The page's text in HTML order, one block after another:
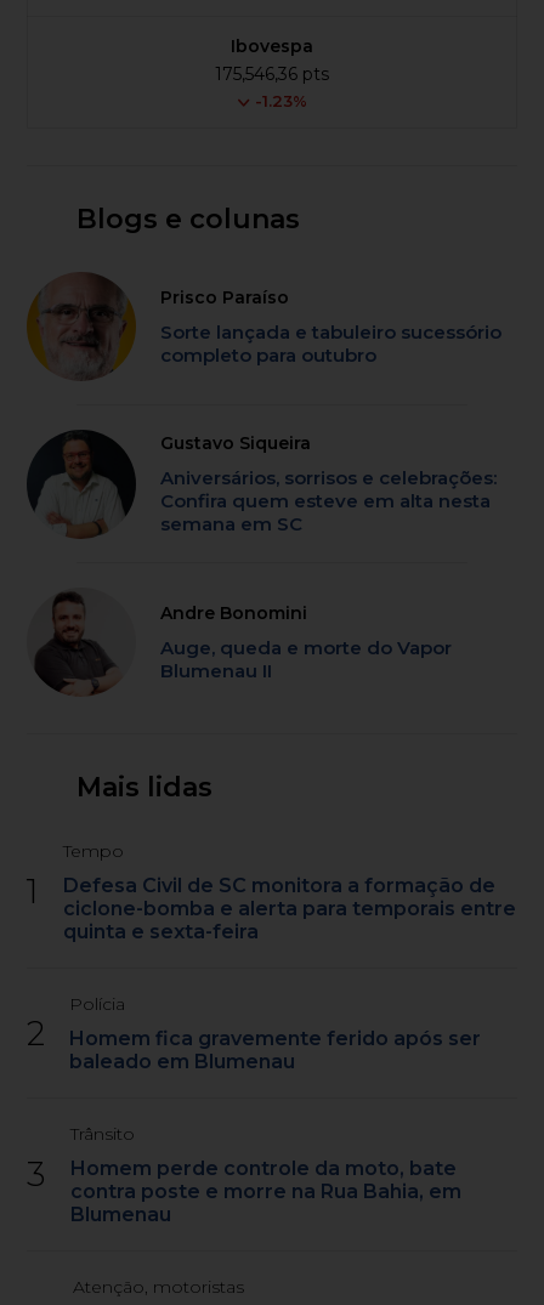
Ibovespa
175,546,36 pts
-1.23%
Blogs e colunas
Prisco Paraíso
Sorte lançada e tabuleiro sucessório
completo para outubro
Gustavo Siqueira
Aniversários, sorrisos e celebrações:
Confira quem esteve em alta nesta
semana em SC
Andre Bonomini
Auge, queda e morte do Vapor
Blumenau II
Mais lidas
1
Tempo
Defesa Civil de SC monitora a formação de
ciclone-bomba e alerta para temporais entre
quinta e sexta-feira
2
Polícia
Homem fica gravemente ferido após ser
baleado em Blumenau
3
Trânsito
Homem perde controle da moto, bate
contra poste e morre na Rua Bahia, em
Blumenau
Atenção, motoristas